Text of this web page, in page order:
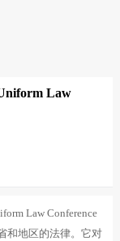
Law
Law Conference
和地区的法律。它对